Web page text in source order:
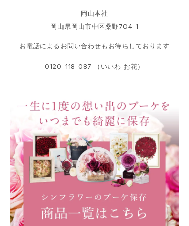
岡山本社
岡山県岡山市中区桑野704-1
お電話によるお問い合わせもお待ちしております
0120-118-087 （いいわ お花）